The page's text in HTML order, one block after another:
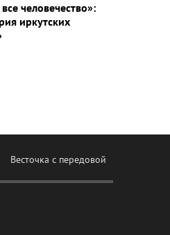
человечество»:
иркутских
Весточка с передовой